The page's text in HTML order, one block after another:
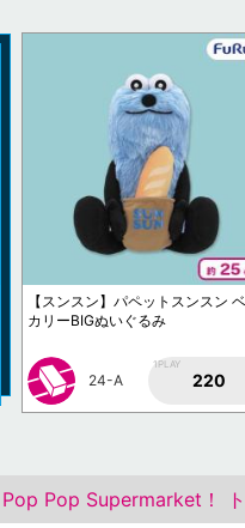
【スンスン】パペットスンスン
カリーBIGぬいぐるみ
24-A
1PLAY
220
Pop Supermarket！